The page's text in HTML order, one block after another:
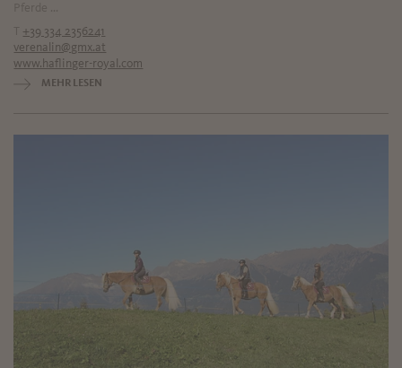
+39 334 2356241
verenalin@gmx.at
www.haflinger-royal.com
MEHR LESEN